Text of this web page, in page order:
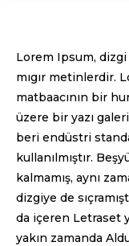
Lorem Ipsum,
mıgır metinlerdir.
matbaacının bir
üzere bir yazı
beri endüstri
kullanılmıştır.
kalmamış, aynı
dizgiye de
da içeren Letraset
yakın zamanda